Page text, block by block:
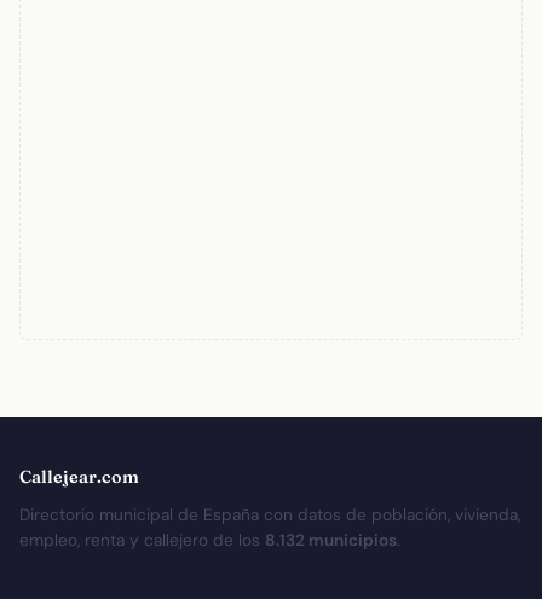
Callejear.com
Directorio municipal de España con datos de población, vivienda,
empleo, renta y callejero de los 8.132 municipios.